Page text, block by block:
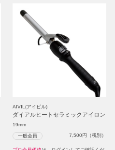
AIVIL(アイビル)
ダイアルヒートセラミックアイロン
19mm
一般会員 7,500円（税別）